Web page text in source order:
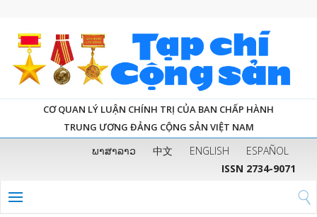
CƠ QUAN LÝ LUẬN CHÍNH TRỊ CỦA BAN CHẤP HÀNH
TRUNG ƯƠNG ĐẢNG CỘNG SẢN VIỆT NAM
ພາສາລາວ 中文 ENGLISH
ESPAÑOL
ISSN 2734-9071